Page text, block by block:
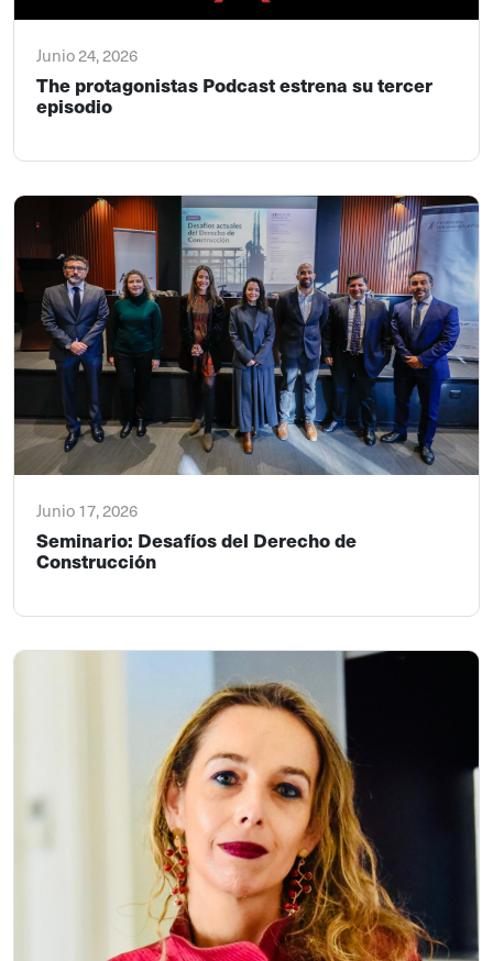
Junio 24, 2026
The protagonistas Podcast estrena su tercer
episodio
Junio 17, 2026
Seminario: Desafíos del Derecho de
Construcción